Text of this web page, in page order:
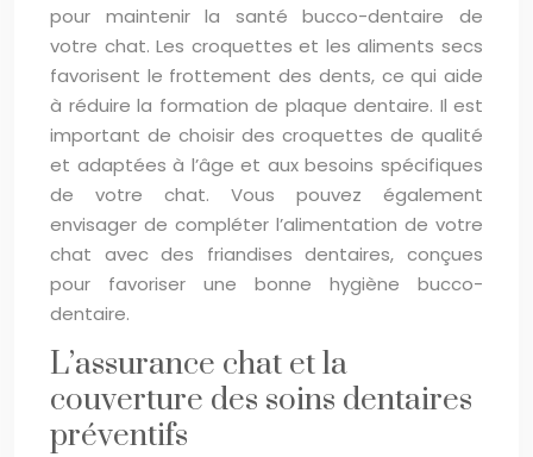
pour maintenir la santé bucco-dentaire de
votre chat. Les croquettes et les aliments secs
favorisent le frottement des dents, ce qui aide
à réduire la formation de plaque dentaire. Il est
important de choisir des croquettes de qualité
et adaptées à l’âge et aux besoins spécifiques
de votre chat. Vous pouvez également
envisager de compléter l’alimentation de votre
chat avec des friandises dentaires, conçues
pour favoriser une bonne hygiène bucco-
dentaire.
L’assurance chat et la
couverture des soins dentaires
préventifs